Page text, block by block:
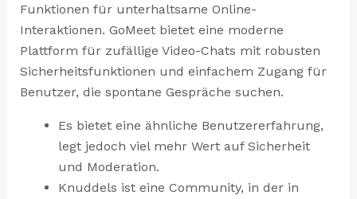
Funktionen für unterhaltsame Online-
Interaktionen. GoMeet bietet eine moderne
Plattform für zufällige Video-Chats mit robusten
Sicherheitsfunktionen und einfachem Zugang für
Benutzer, die spontane Gespräche suchen.
Es bietet eine ähnliche Benutzererfahrung,
legt jedoch viel mehr Wert auf Sicherheit
und Moderation.
Knuddels ist eine Community, in der in